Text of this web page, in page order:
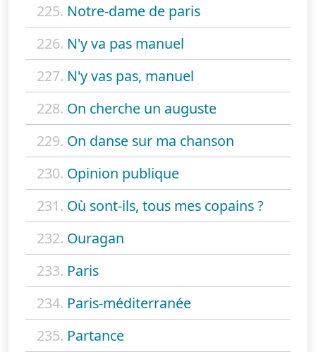
225. Notre-dame de paris
226. N'y va pas manuel
227. N'y vas pas, manuel
228. On cherche un auguste
229. On danse sur ma chanson
230. Opinion publique
231. Où sont-ils, tous mes copains ?
232. Ouragan
233. Paris
234. Paris-méditerranée
235. Partance